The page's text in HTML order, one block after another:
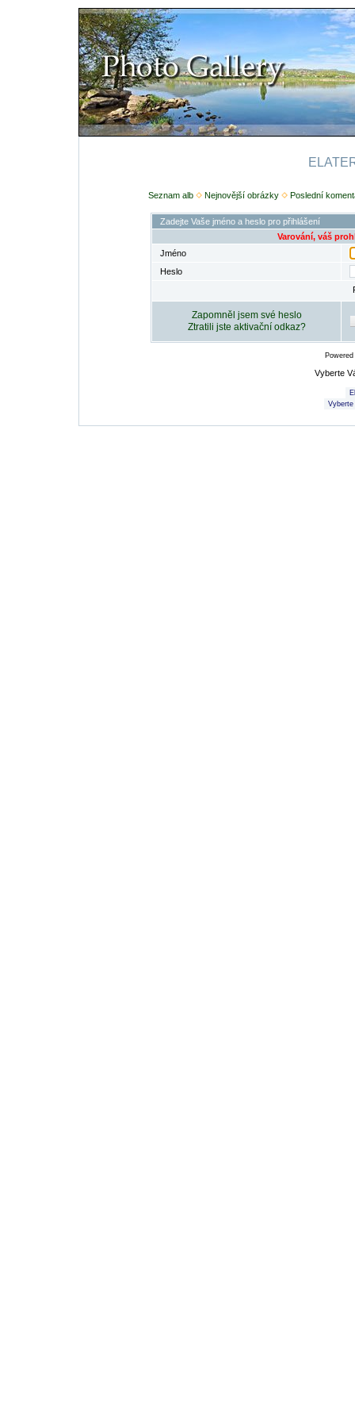
Seznam alb Nejnovější obrázky Poslední
Zadejte Vaše jméno a heslo pro přihlášení
Varování, váš
Jméno
Heslo
Zapomněl jsem své heslo
Ztratili jste aktivační odkaz?
Vyberte